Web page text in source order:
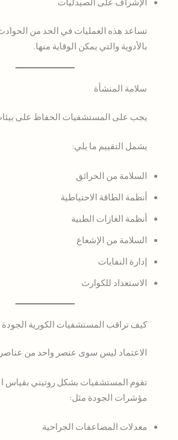
تساعد هذه العمليات في الحد من
بالأدوية والتي يمكن الوقاية منها.
سلامة المنشأة
يجب على المستشفيات الحفاظ على
يشمل التقييم ما يلي:
السلامة من الحرائق
أنظمة الطاقة الاحتياطية
أنظمة الغازات الطبية
السلامة من الإشعاع
إدارة النفايات
الاستعداد للكوارث
كيف تراقب المستشفيات الكورية الجودة
الاعتماد ليس سوى عنصر واحد من
تقوم المستشفيات بشكل روتيني بقياس
مؤشرات الجودة مثل:
معدلات المضاعفات الجراحية